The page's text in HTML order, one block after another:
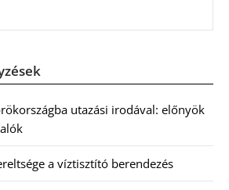
utazási irodával: előnyök
a víztisztító berendezés